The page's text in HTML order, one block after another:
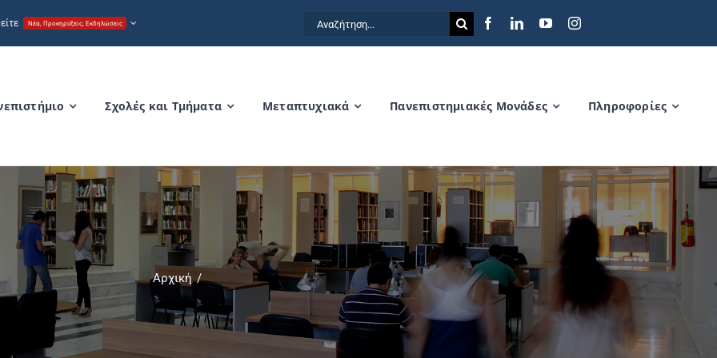
Νέα, Προκηρύξεις, Εκδηλώσεις
Αναζήτηση
for:
Σχολές και Τμήματα Μεταπτυχιακά Πανεπιστημιακές Μονάδες Πληροφορίες
Αρχική